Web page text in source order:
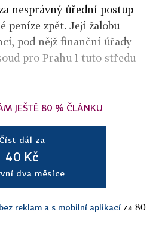
nesprávný úřední postup
peníze zpět. Její žalobu
pod nějž finanční úřady
pro Prahu 1 tuto středu
JEŠTĚ 80 % ČLÁNKU
Číst dál za
40 Kč
dva měsíce
reklam a s mobilní aplikací za 80